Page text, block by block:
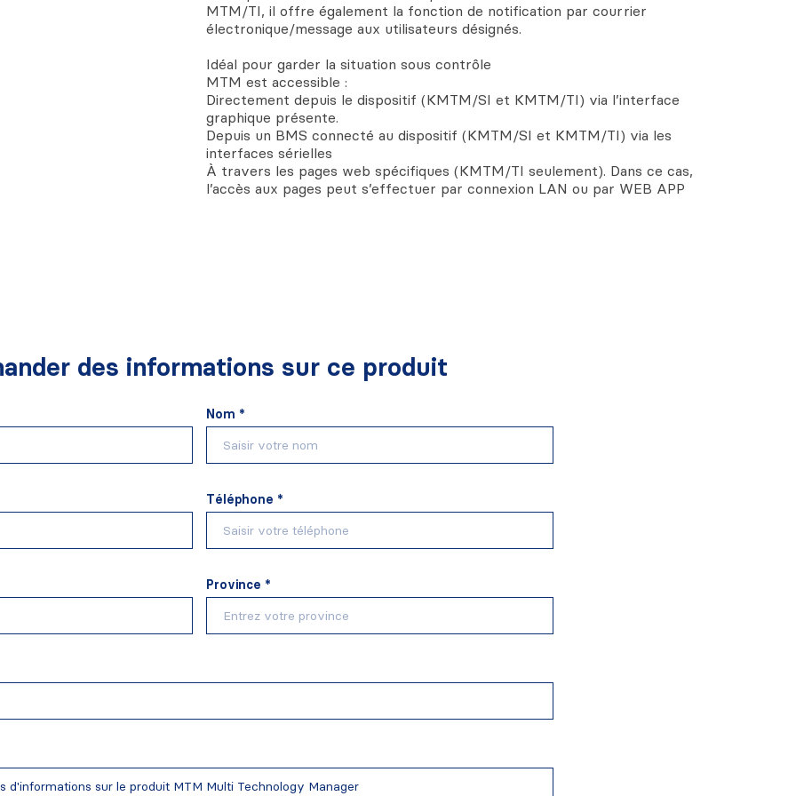
MTM/TI, il offre également la fonction de notification par courrier
électronique/message aux utilisateurs désignés.
Idéal pour garder la situation sous contrôle
MTM est accessible :
Directement depuis le dispositif (KMTM/SI et KMTM/TI) via l’interface
graphique présente.
Depuis un BMS connecté au dispositif (KMTM/SI et KMTM/TI) via les
interfaces sérielles
À travers les pages web spécifiques (KMTM/TI seulement). Dans ce cas,
l’accès aux pages peut s’effectuer par connexion LAN ou par WEB APP
des informations sur ce produit
Nom *
Téléphone *
Province *